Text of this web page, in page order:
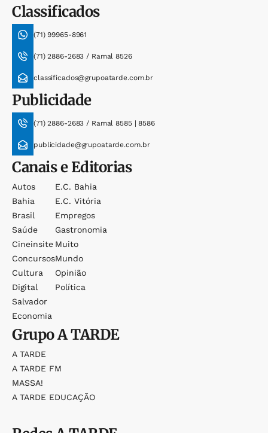
Classificados
(71) 99965-8961
(71) 2886-2683 / Ramal 8526
classificados@grupoatarde.com.br
Publicidade
(71) 2886-2683 / Ramal 8585 | 8586
publicidade@grupoatarde.com.br
Canais e Editorias
Autos
Bahia
Brasil
Saúde
Cineinsite
Concursos
Cultura
Digital
Salvador
Economia
E.c. Bahia
E.c. Vitória
Empregos
Gastronomia
Muito
Mundo
Opinião
Política
GrupoA TARDE
A TARDE
A TARDE FM
MASSA!
A TARDE EDUCAÇÃO